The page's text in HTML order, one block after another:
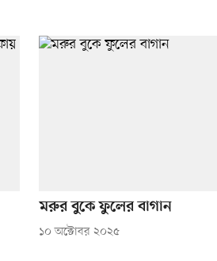
মরুর বুকে ফুলের বাগান
১০ অক্টোবর ২০২৫